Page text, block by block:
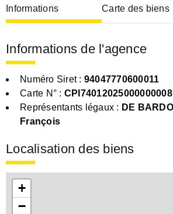
Informations Carte des biens
Informations de l'agence
Numéro Siret : 94047770600011
Carte N° : CPI74012025000000008
Représentants légaux : DE
François
Localisation des biens
+
−